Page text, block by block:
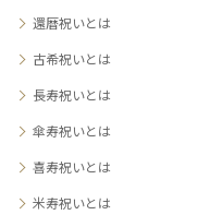
還暦祝いとは
古希祝いとは
長寿祝いとは
傘寿祝いとは
喜寿祝いとは
米寿祝いとは